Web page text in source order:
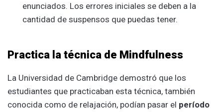
enunciados. Los errores iniciales se deben a la
cantidad de suspensos que puedas tener.
Practica la técnica de Mindfulness
La Universidad de Cambridge demostró que los
estudiantes que practicaban esta técnica, también
conocida como de relajación, podían pasar el período